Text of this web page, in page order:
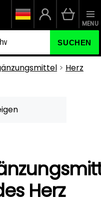
SUCHEN
MENU
Herz
Herz